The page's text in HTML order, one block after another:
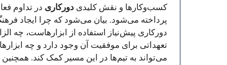
کسب‌وکارها و نقش کلیدی دورکاری در تداوم
پرداخته می‌شود. بیان می‌شود که چرا ایجاد
دورکاری پیش‌نیاز استفاده از ابزارهاست، چه
تعهداتی برای موفقیت آن وجود دارد و چه
می‌تواند به تیم‌ها در این مسیر کمک کند.